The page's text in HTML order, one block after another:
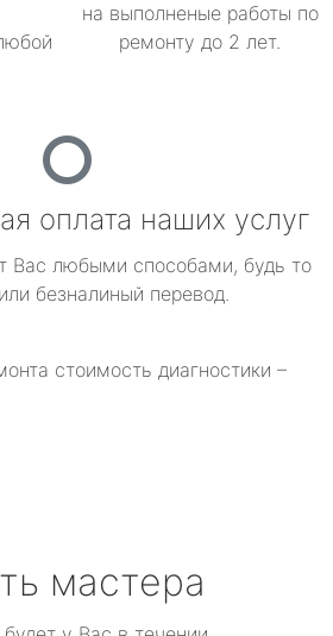
на выполненые работы по
ремонту до 2 лет.
оплата наших услуг
Вас любыми способами, будь то
безналиный перевод.
стоимость диагностики –
мастера